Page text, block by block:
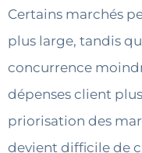
Certains marchés
plus large, tandis
concurrence
dépenses client
priorisation des
devient difficile de